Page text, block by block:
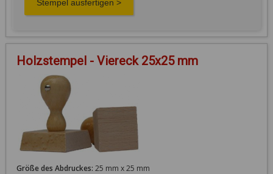
Holzstempel - Viereck 25x25 mm
Größe des Abdruckes: 25 mm x 25 mm